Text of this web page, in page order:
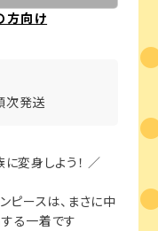
方向け
次発送
変身しよう！ ／
ピースは、まさに中
る一着です